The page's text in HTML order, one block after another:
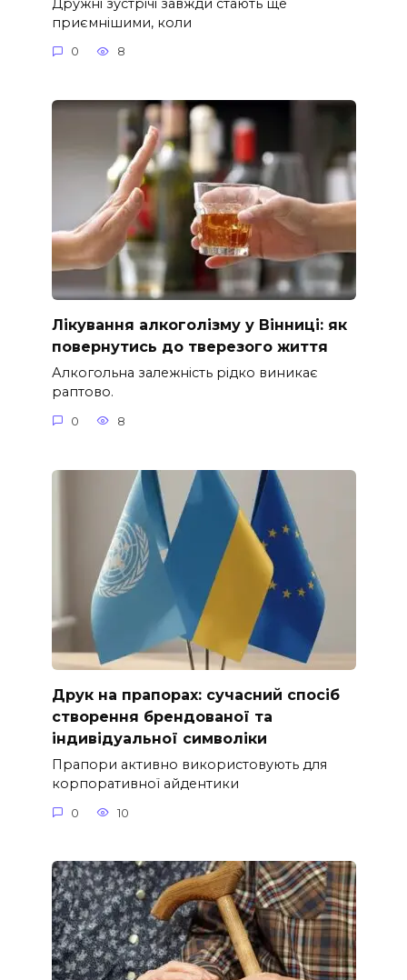
Дружні зустрічі завжди стають ще
приємнішими, коли
0 8
Лікування алкоголізму у Вінниці: як
повернутись до тверезого життя
Алкогольна залежність рідко виникає
раптово.
0 8
Друк на прапорах: сучасний спосіб
створення брендованої та
індивідуальної символіки
Прапори активно використовують для
корпоративної айдентики
0 10